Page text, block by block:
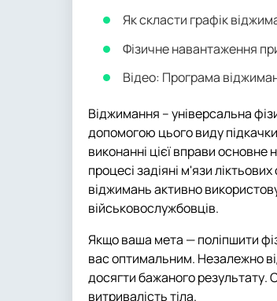
Як скласти графік
Фізичне навантаження
Відео: Програма
Віджимання – універсальна
допомогою цього виду
виконанні цієї вправи
процесі задіяні м'язи
віджимань активно
військовослужбовців.
Якщо ваша мета — поліпшити
вас оптимальним. Незалежно
досягти бажаного результату.
витривалість тіла.